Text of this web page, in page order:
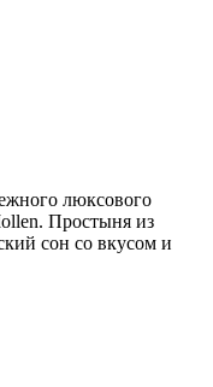
люксового
Простыня из
сон со вкусом и